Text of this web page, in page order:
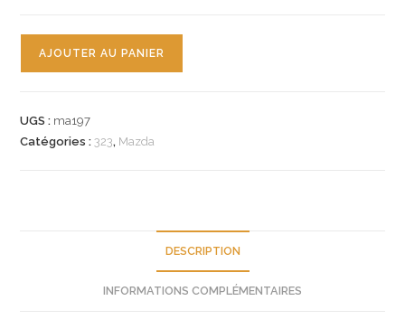
gauche
AJOUTER AU PANIER
UGS : ma197
Catégories :323, Mazda
DESCRIPTION
INFORMATIONS COMPLÉMENTAIRES